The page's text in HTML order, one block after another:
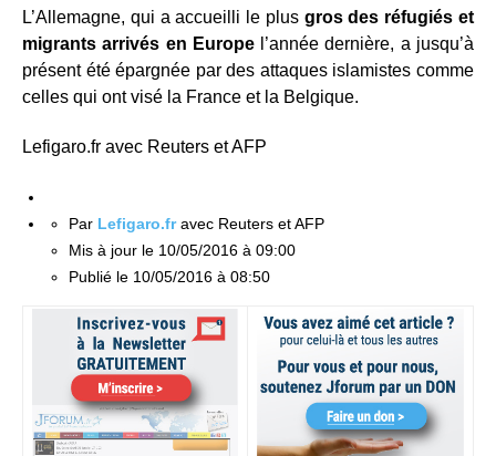
L’Allemagne, qui a accueilli le plus gros des réfugiés et
migrants arrivés en Europel’année dernière, a jusqu’à
présent été épargnée par des attaques islamistes comme
celles qui ont visé la France et la Belgique.
Lefigaro.fr avec Reuters et AFP
Par Lefigaro.fravec Reuters et AFP
Mis à jour le 10/05/2016 à 09:00
Publié le 10/05/2016 à 08:50